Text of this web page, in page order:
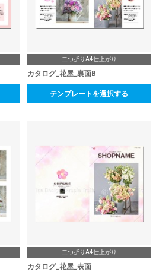
二つ折りA4仕上がり
カタログ_花屋_裏面B
テンプレートを選択する
二つ折りA4仕上がり
カタログ_花屋_表面